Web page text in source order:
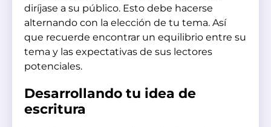
diríjase a su público. Esto debe hacerse
alternando con la elección de tu tema. Así
que recuerde encontrar un equilibrio entre su
tema y las expectativas de sus lectores
potenciales.
Desarrollando tu idea de
escritura